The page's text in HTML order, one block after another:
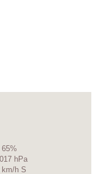
65%
hPa
km/h S